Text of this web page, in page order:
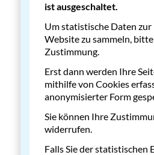
ist ausgeschaltet.
Um statistische Daten
Website zu sammeln,
Zustimmung.
Erst dann werden Ihre
mithilfe von Cookies
anonymisierter Form
Sie können Ihre
widerrufen.
Falls Sie der statistischen